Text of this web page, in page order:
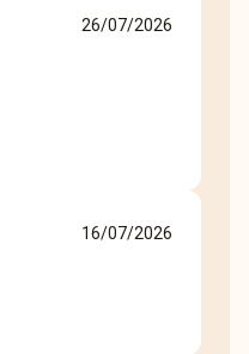
26/07/2026
16/07/2026